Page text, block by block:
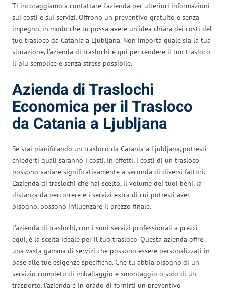
Ti incoraggiamo a contattare l’azienda per ulteriori informazioni
sui costi e sui servizi. Offrono un preventivo gratuito e senza
impegno, in modo che tu possa avere un’idea chiara dei costi del
tuo trasloco da Catania a Ljubljana. Non importa quale sia la tua
situazione, l’azienda di traslochi è qui per rendere il tuo trasloco
il più semplice e senza stress possibile.
Azienda di Traslochi
Economica per il Trasloco
da Catania a Ljubljana
Se stai pianificando un trasloco da Catania a Ljubljana, potresti
chiederti quali saranno i costi. In effetti, i costi di un trasloco
possono variare significativamente a seconda di diversi fattori.
L’azienda di traslochi che hai scelto, il volume dei tuoi beni, la
distanza da percorrere e i servizi extra di cui potresti aver
bisogno, possono influenzare il prezzo finale.
L’azienda di traslochi, con i suoi servizi professionali a prezzi
equi, è la scelta ideale per il tuo trasloco. Questa azienda offre
una vasta gamma di servizi che possono essere personalizzati in
base alle tue esigenze specifiche. Che tu abbia bisogno di un
servizio completo di imballaggio e smontaggio o solo di un
trasporto, l’azienda è in grado di fornirti un preventivo